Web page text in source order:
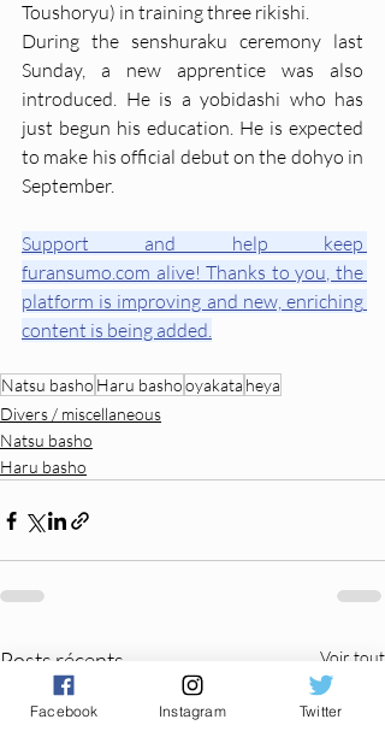
Toushoryu) in training three rikishi.
During the senshuraku ceremony last
Sunday, a new apprentice was also
introduced. He is a yobidashi who has
just begun his education. He is expected
to make his official debut on the dohyo in
September.
Support and help keep
furansumo.com alive! Thanks to you, the
platform is improving and new, enriching
content is being added.
Natsu basho Haru bashooyakata heya
Divers / miscellaneous
Natsu basho
Haru basho
Posts récents Voir tout
Facebook Instagram Twitter